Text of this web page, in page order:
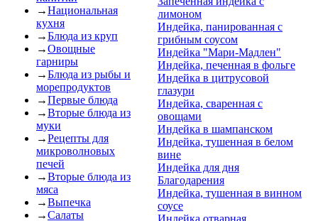
→Национальная
кухня
→Блюда из круп
→Овощные
гарниры
→Блюда из рыбы и
морепродуктов
→Первые блюда
→Вторые блюда из
муки
→Рецепты для
микроволновых
печей
→Вторые блюда из
мяса
→Выпечка
→Салаты
лимоном
Индейка, панированная с
грибным соусом
Индейка "Мари-Мадлен"
Индейка, печенная в фольге
Индейка в цитрусовой
глазури
Индейка, сваренная с
овощами
Индейка в шампанском
Индейка, тушенная в белом
вине
Индейка для дня
Благодарения
Индейка, тушенная в винном
соусе
Индейка отварная